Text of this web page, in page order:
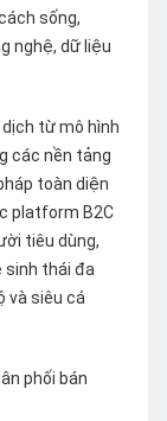
sống,
nghệ, dữ liệu
từ mô hình
các nền tảng
toàn diện
platform B2C
tiêu dùng,
sinh thái đa
và siêu cá
phối bán